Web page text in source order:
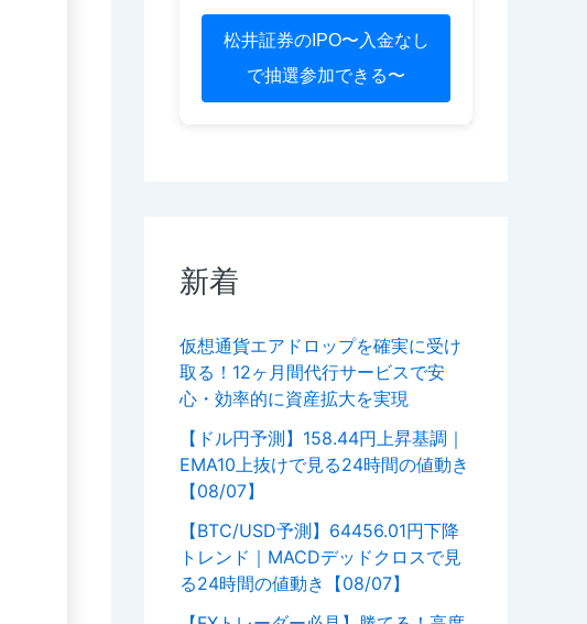
松井証券のIPO〜入金なし
で抽選参加できる〜
新着
仮想通貨エアドロップを確実に受け
取る！12ヶ月間代行サービスで安
心・効率的に資産拡大を実現
【ドル円予測】158.44円上昇基調｜
EMA10上抜けで見る24時間の値動き
【08/07】
【BTC/USD予測】64456.01円下降
トレンド｜MACDデッドクロスで見
る24時間の値動き【08/07】